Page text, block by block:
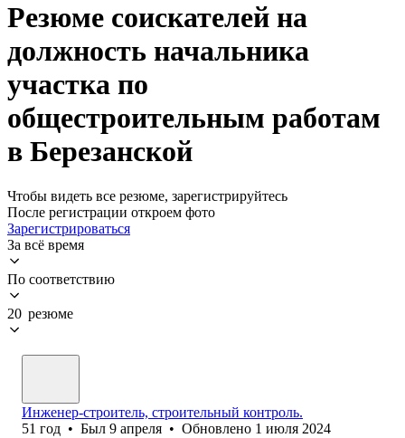
Резюме соискателей на
должность начальника
участка по
общестроительным работам
в Березанской
Чтобы видеть все резюме, зарегистрируйтесь
После регистрации откроем фото
Зарегистрироваться
За всё время
По соответствию
20 резюме
Инженер-строитель, строительный контроль.
51 год • Был 9 апреля • Обновлено 1 июля 2024